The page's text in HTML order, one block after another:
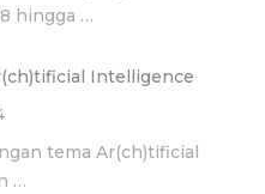
hingga …
Intelligence
tema Ar(ch)tificial
…